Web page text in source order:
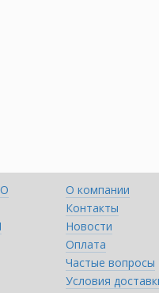
О компании
Контакты
Новости
Оплата
Частые вопросы
Условия